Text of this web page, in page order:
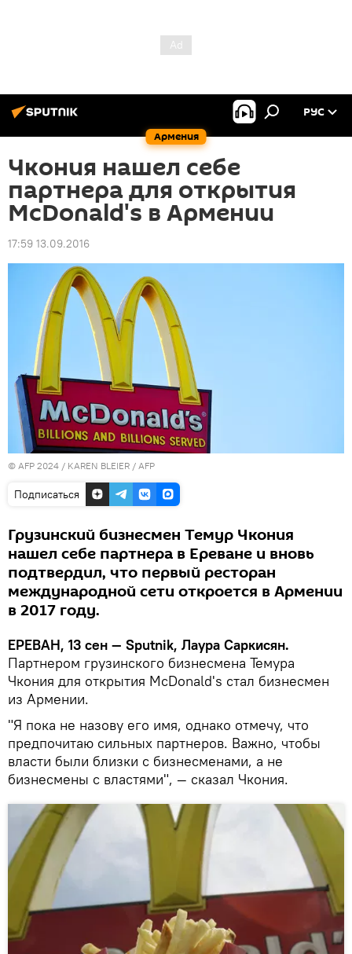
Армения
РУС
Чкония нашел себе
партнера для открытия
McDonald's в Армении
17:59 13.09.2016
© AFP 2024 / KAREN BLEIER / AFP
Подписаться
Грузинский бизнесмен Темур Чкония
нашел себе партнера в Ереване и вновь
подтвердил, что первый ресторан
международной сети откроется в Армении
в 2017 году.
ЕРЕВАН, 13 сен — Sputnik, Лаура Саркисян.
Партнером грузинского бизнесмена Темура
Чкония для открытия McDonald's стал бизнесмен
из Армении.
"Я пока не назову его имя, однако отмечу, что
предпочитаю сильных партнеров. Важно, чтобы
власти были близки с бизнесменами, а не
бизнесмены с властями", — сказал Чкония.